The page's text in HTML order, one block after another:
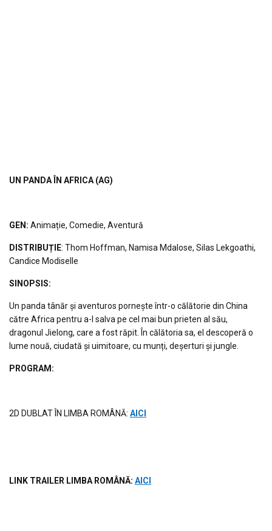
UN PANDA ÎN AFRICA (AG)
GEN: Animație, Comedie, Aventură
DISTRIBUȚIE: Thom Hoffman, Namisa Mdalose, Silas Lekgoathi,
Candice Modiselle
S INOPSIS:
Un panda tânăr și aventuros pornește într-o călătorie din China
către Africa pentru a-l salva pe cel mai bun prieten al său,
dragonul Jielong, care a fost răpit. În călătoria sa, el descoperă o
lume nouă, ciudată și uimitoare, cu munți, deșerturi și jungle.
PROGRAM:
2D DUBLAT ÎN LIMBA ROMÂNĂ: AICI
LINK TRAILER LIMBA ROMÂNĂ: AICI